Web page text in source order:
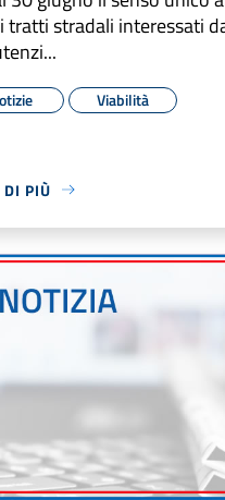
tratti stradali interessati
Viabilità
DI PIÙ